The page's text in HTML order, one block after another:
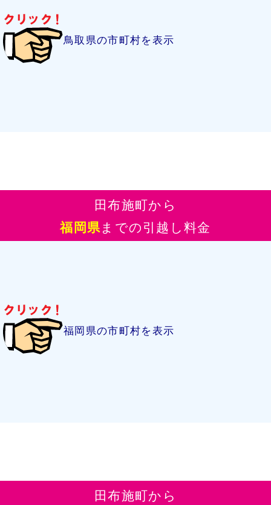
鳥取県の市町村を表示
田布施町から
福岡県までの引越し料金
福岡県の市町村を表示
田布施町から